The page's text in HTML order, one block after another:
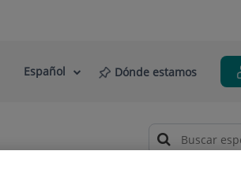
Selector
Idioma
Español Dónde estamos